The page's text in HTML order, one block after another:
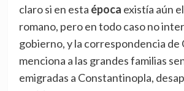
claro si en esta época existía aún
romano, pero en todo caso no
gobierno, y la correspondencia de
menciona a las grandes familias
emigradas a Constantinopla,